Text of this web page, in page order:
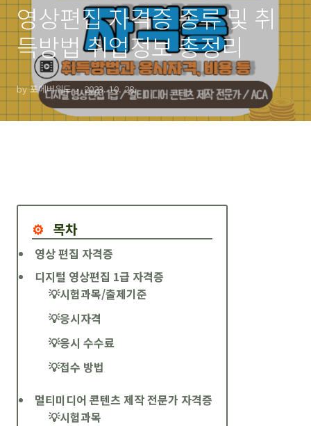
영상편집 자격증 종류 및 취
득방법 취업정보 총정리
by 포에버위드 2023. 10. 28.
목차
영상 편집 자격증
디지털 영상편집 1급 자격증
💡시험과목/출제기준
💡응시자격
💡응시 수수료
💡접수 방법
멀티미디어 콘텐츠 제작 전문가 자격증
💡시험과목